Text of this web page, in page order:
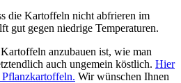
die Kartoffeln nicht abfrieren im
gut gegen niedrige Temperaturen.
anzubauen ist, wie man
auch ungemein köstlich. Hier
Wir wünschen Ihnen